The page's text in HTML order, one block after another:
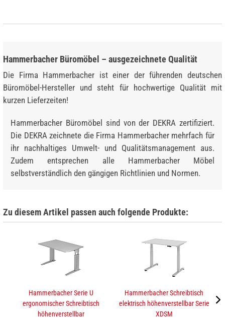
Hammerbacher Büromöbel – ausgezeichnete Qualität
Die Firma Hammerbacher ist einer der führenden deutschen
Büromöbel-Hersteller und steht für hochwertige Qualität mit
kurzen Lieferzeiten!
Hammerbacher Büromöbel sind von der DEKRA zertifiziert.
Die DEKRA zeichnete die Firma Hammerbacher mehrfach für
ihr nachhaltiges Umwelt- und Qualitätsmanagement aus.
Zudem entsprechen alle Hammerbacher Möbel
selbstverständlich den gängigen Richtlinien und Normen.
Zu diesem Artikel passen auch folgende Produkte:
Hammerbacher Serie U
ergonomischer Schreibtisch
höhenverstellbar
Hammerbacher Schreibtisch
elektrisch höhenverstellbar Serie
XDSM